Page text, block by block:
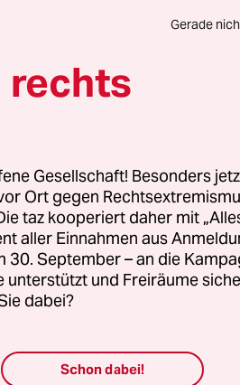
mit ihrer
ist es
sind
Skiort
Klingel, kein
nicht
Gerade
rechts
Gesellschaft! Besonders
Ort gegen
taz kooperiert daher mit
aller Einnahmen aus
30. September – an die
und Freiräume
dabei?
Schon dabei!